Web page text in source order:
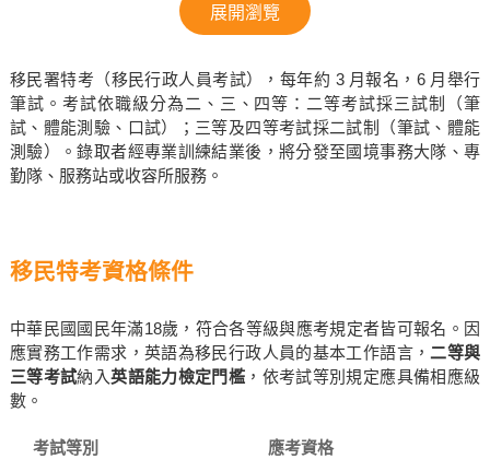
展開瀏覽
移民署特考（移民行政人員考試），每年約 3 月報名，6 月舉行
筆試。考試依職級分為二、三、四等：二等考試採三試制（筆
試、體能測驗、口試）；三等及四等考試採二試制（筆試、體能
測驗）。錄取者經專業訓練結業後，將分發至國境事務大隊、專
勤隊、服務站或收容所服務。
移民特考資格條件
中華民國國民年滿18歲，符合各等級與應考規定者皆可報名。因
應實務工作需求，英語為移民行政人員的基本工作語言， 二等與
三等考試納入英語能力檢定門檻 ，依考試等別規定應具備相應級
數。
考試等別 應考資格